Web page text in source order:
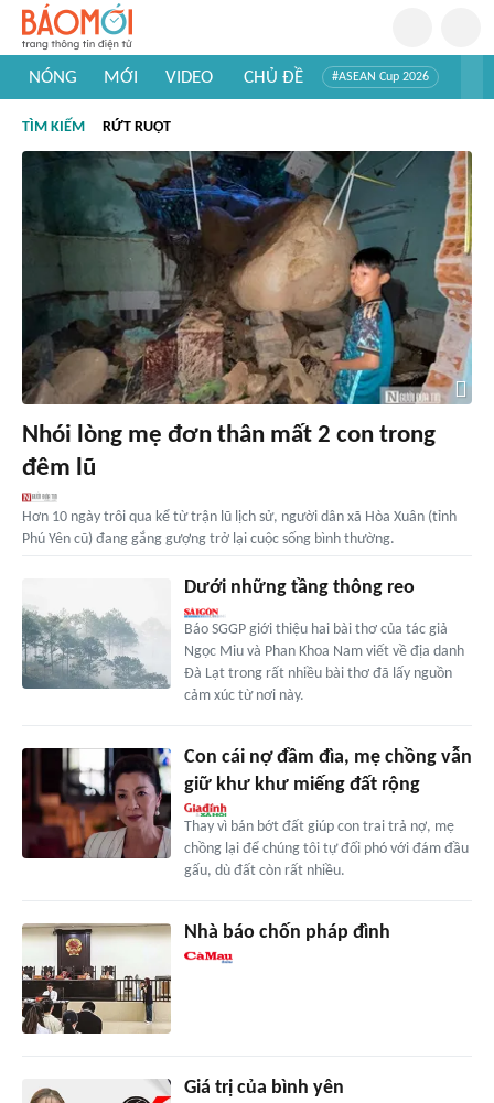
NÓNG MỚI VIDEO CHỦ ĐỀ #ASEAN Cup 2026
#Khám phá thế giới
TÌM KIẾM RỨT RUỘT
Nhói lòng mẹ đơn thân mất 2 con trong
đêm lũ
Hơn 10 ngày trôi qua kể từ trận lũ lịch sử, người dân xã Hòa Xuân (tỉnh
Phú Yên cũ) đang gắng gượng trở lại cuộc sống bình thường.
Dưới những tầng thông reo
Báo SGGP giới thiệu hai bài thơ của tác giả
Ngọc Miu và Phan Khoa Nam viết về địa danh
Đà Lạt trong rất nhiều bài thơ đã lấy nguồn
cảm xúc từ nơi này.
Con cái nợ đầm đìa, mẹ chồng vẫn
giữ khư khư miếng đất rộng
Thay vì bán bớt đất giúp con trai trả nợ, mẹ
chồng lại để chúng tôi tự đối phó với đám đầu
gấu, dù đất còn rất nhiều.
Nhà báo chốn pháp đình
Giá trị của bình yên